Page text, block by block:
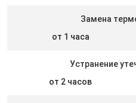
Замена
от 1 часа
Устранение
от 2 часов